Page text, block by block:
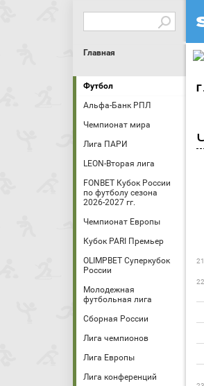
Главная
Футбол
Альфа-Банк РПЛ
Чемпионат мира
Лига ПАРИ
LEON-Вторая лига
FONBET Кубок России
по футболу сезона
2026-2027 гг.
Чемпионат Европы
Кубок PARI Премьер
OLIMPBET Суперкубок
России
Молодежная
футбольная лига
Сборная России
Лига чемпионов
Лига Европы
Лига конференций